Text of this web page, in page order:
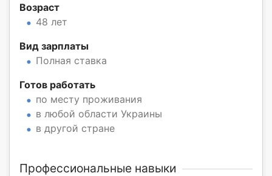
Возраст
48 лет
Вид зарплаты
Полная ставка
Готов работать
по месту проживания
в любой области Украины
в другой стране
Профессиональные навыки